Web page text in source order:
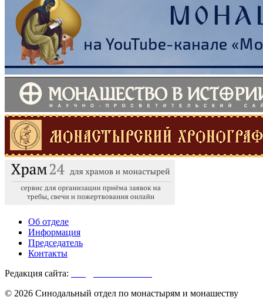
Об отделе
Информация
Председатель
Контакты
Редакция сайта:
© 2026 Синодальный отдел по монастырям и монашеству